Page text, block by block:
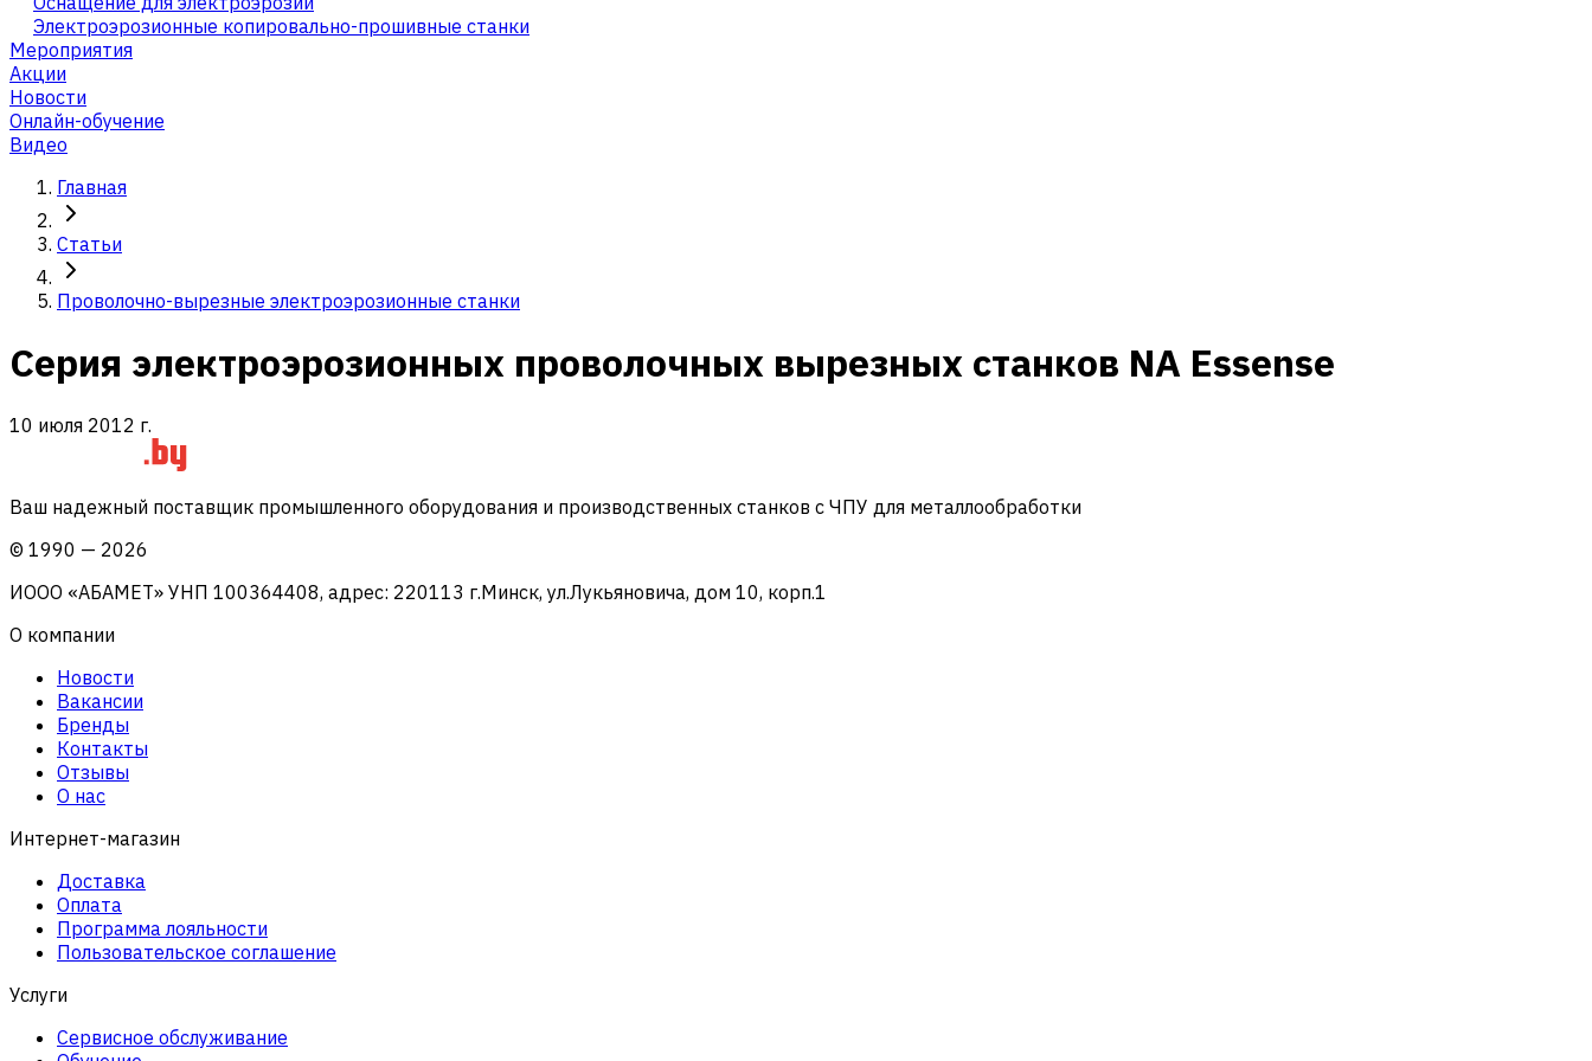
Электроэрозионные копировально-прошивные станки
Мероприятия
Акции
Новости
Онлайн-обучение
Видео
Главная
Статьи
Проволочно-вырезные электроэрозионные станки
Серия электроэрозионных проволочных вырезных станков NА Essense
10 июля 2012 г.
Ваш надежный поставщик промышленного оборудования и производственных станков с ЧПУ для металлообработки
© 1990 — 2026
ИООО «АБАМЕТ» УНП 100364408, адрес: 220113 г.Минск, ул.Лукьяновича, дом 10, корп.1
О компании
Новости
Вакансии
Бренды
Контакты
Отзывы
О нас
Интернет-магазин
Доставка
Оплата
Программа лояльности
Пользовательское соглашение
Услуги
Сервисное обслуживание